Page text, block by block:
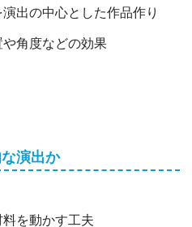
出の中心とした作品作り
角度などの効果
演出か
を動かす工夫